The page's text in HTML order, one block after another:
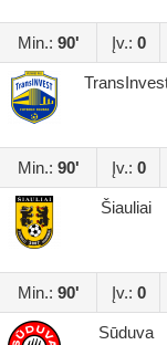
Min.: 90' Įv.: 0
Min.: 90' Įv.: 0
Šiauliai
Min.: 90' Įv.: 0
Sūduva